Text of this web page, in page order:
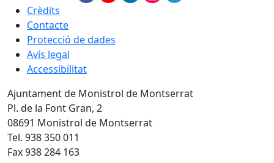
Crèdits
Contacte
Protecció de dades
Avís legal
Accessibilitat
Ajuntament de Monistrol de Montserrat
Pl. de la Font Gran, 2
08691 Monistrol de Montserrat
Tel. 938 350 011
Fax 938 284 163